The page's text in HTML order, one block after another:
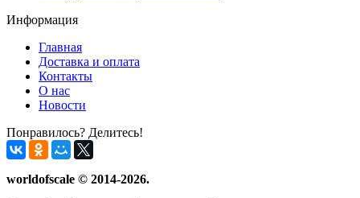
Информация
Главная
Доставка и оплата
Контакты
О нас
Новости
Понравилось? Делитесь!
worldofscale © 2014-2026.